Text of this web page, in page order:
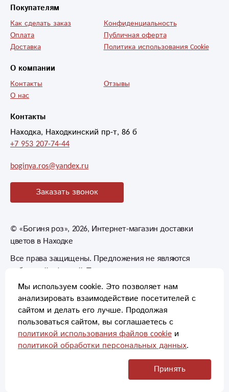
Контакты
Находка, Находкинский пр-т, 86 б
+7 953 207-74-44
boginya.ros@yandex.ru
Заказать звонок
Покупателям
Как сделать заказ
Оплата
Доставка
Конфиденциальность
Публичная оферта
Политика использования Cookie
О компании
Контакты
О нас
Отзывы
© «Богиня роз», 2026, Интернет-магазин доставки
цветов в Находке
Все права защищены. Предложения не являются
публичной офертой. Товары могут незначительно
отличаться от фотографий.
Способы оплаты
Мы используем cookie. Это позволяет нам
анализировать взаимодействие посетителей с
сайтом и делать его лучше. Продолжая
пользоваться сайтом, вы соглашаетесь с
политикой использования файлов cookie и
политикой обработки персональных данных.
Принять